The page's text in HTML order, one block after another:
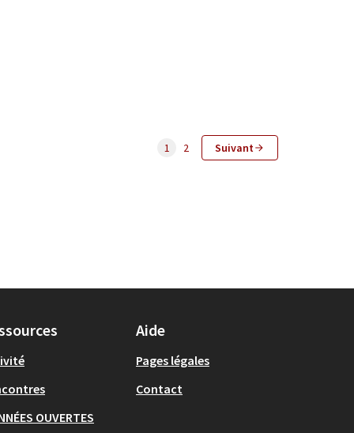
1 2 Suivant
OUVERTES
Aide
Pages légales
Contact